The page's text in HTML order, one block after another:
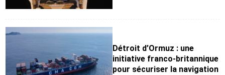
Détroit d’Ormuz : une
initiative franco-britannique
pour sécuriser la navigation